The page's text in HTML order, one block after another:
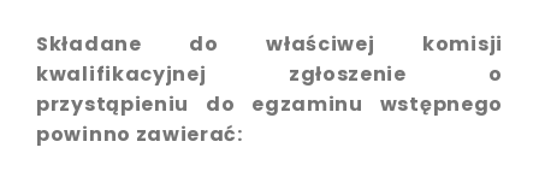
Składane do właściwej komisji
kwalifikacyjnej zgłoszenie o
przystąpieniu do egzaminu wstępnego
powinno zawierać: